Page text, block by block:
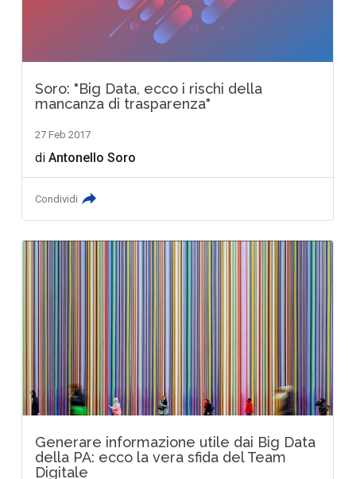
Soro: "Big Data, ecco i rischi della
mancanza di trasparenza"
27 Feb 2017
diAntonello Soro
Condividi
Generare informazione utile dai Big Data
della PA: ecco la vera sfida del Team
Digitale